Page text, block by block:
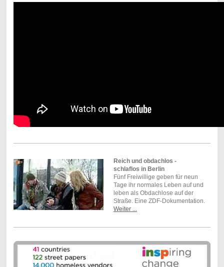
Reich und obdachlos -
schlaflos in Berlin
Fünf Freiwillige geben für neun
Tage ihr normales Leben auf und
leben als Obdachlose auf der
Straße. Eine ZDF-Dokumentation.
Weiter ...